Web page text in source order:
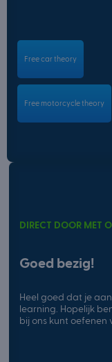
Free car theory
Free motorcycle theory
DIRECT DOOR MET
Goed bezig!
Heel goed dat je
learning. Hopelijk
bij ons kunt oefenen